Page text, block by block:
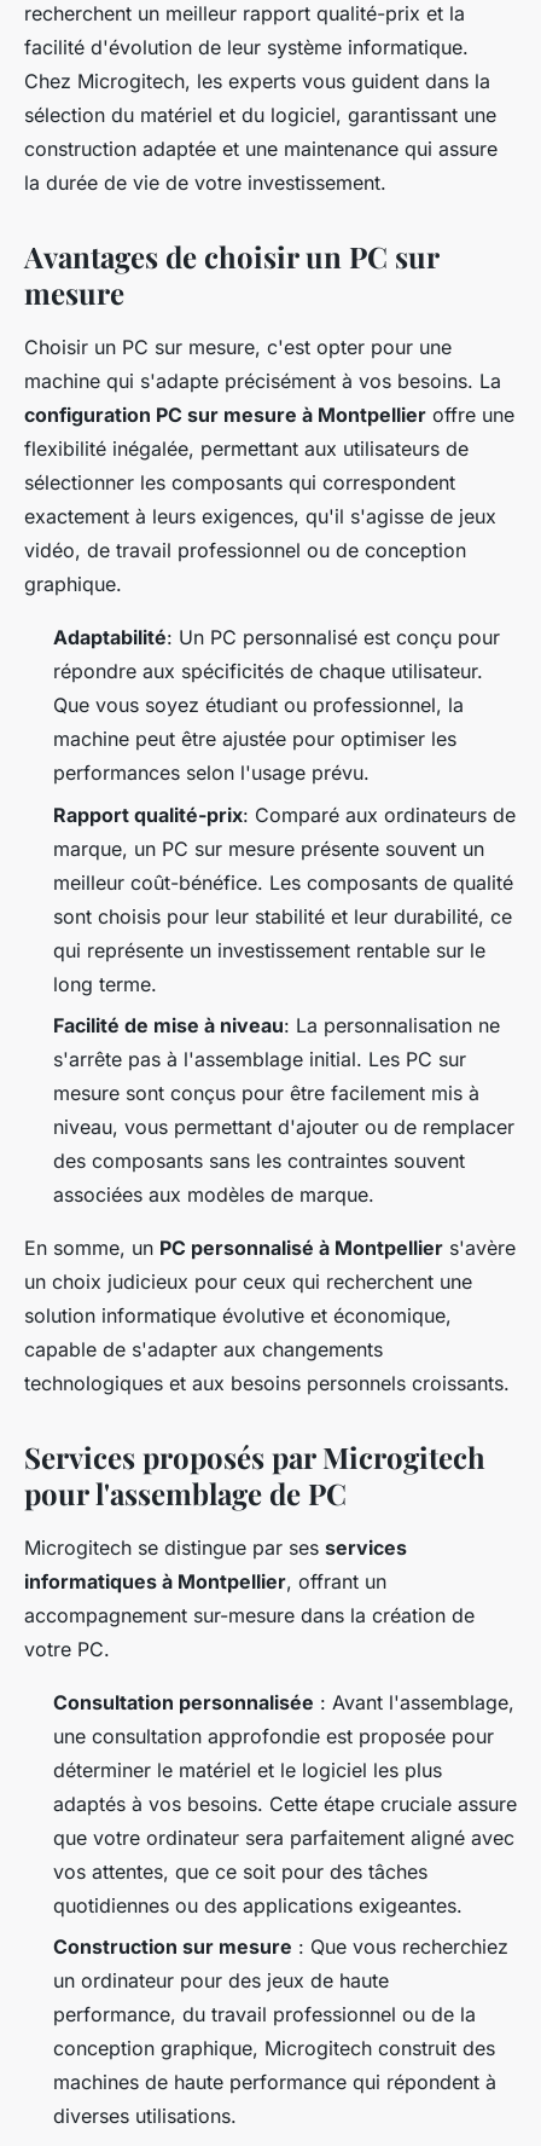
recherchent un meilleur rapport qualité-prix et la
facilité d'évolution de leur système informatique.
Chez Microgitech, les experts vous guident dans la
sélection du matériel et du logiciel, garantissant une
construction adaptée et une maintenance qui assure
la durée de vie de votre investissement.
Avantages de choisir un PC sur
mesure
Choisir un PC sur mesure, c'est opter pour une
machine qui s'adapte précisément à vos besoins. La
configuration PC sur mesure à Montpellier offre une
flexibilité inégalée, permettant aux utilisateurs de
sélectionner les composants qui correspondent
exactement à leurs exigences, qu'il s'agisse de jeux
vidéo, de travail professionnel ou de conception
graphique.
Adaptabilité: Un PC personnalisé est conçu pour
répondre aux spécificités de chaque utilisateur.
Que vous soyez étudiant ou professionnel, la
machine peut être ajustée pour optimiser les
performances selon l'usage prévu.
Rapport qualité-prix: Comparé aux ordinateurs de
marque, un PC sur mesure présente souvent un
meilleur coût-bénéfice. Les composants de qualité
sont choisis pour leur stabilité et leur durabilité, ce
qui représente un investissement rentable sur le
long terme.
Facilité de mise à niveau: La personnalisation ne
s'arrête pas à l'assemblage initial. Les PC sur
mesure sont conçus pour être facilement mis à
niveau, vous permettant d'ajouter ou de remplacer
des composants sans les contraintes souvent
associées aux modèles de marque.
En somme, un PC personnalisé à Montpellier s'avère
un choix judicieux pour ceux qui recherchent une
solution informatique évolutive et économique,
capable de s'adapter aux changements
technologiques et aux besoins personnels croissants.
Services proposés par Microgitech
pour l'assemblage de PC
Microgitech se distingue par ses services
informatiques à Montpellier, offrant un
accompagnement sur-mesure dans la création de
votre PC.
Consultation personnalisée : Avant l'assemblage,
une consultation approfondie est proposée pour
déterminer le matériel et le logiciel les plus
adaptés à vos besoins. Cette étape cruciale assure
que votre ordinateur sera parfaitement aligné avec
vos attentes, que ce soit pour des tâches
quotidiennes ou des applications exigeantes.
Construction sur mesure : Que vous recherchiez
un ordinateur pour des jeux de haute
performance, du travail professionnel ou de la
conception graphique, Microgitech construit des
machines de haute performance qui répondent à
diverses utilisations.